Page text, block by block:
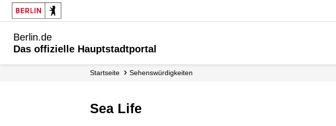
Berlin.de
Das offizielle Hauptstadtportal
Startseite Sehenswürdigkeiten
Sea Life